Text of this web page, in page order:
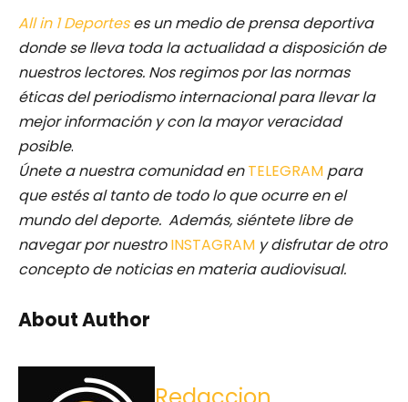
All in 1 Deporteses un medio de prensa deportiva
donde se lleva toda la actualidad a disposición de
nuestros lectores. Nos regimos por las normas
éticas del periodismo internacional para llevar la
mejor información y con la mayor veracidad
posible.
Únete a nuestra comunidad enTELEGRAM para
que estés al tanto de todo lo que ocurre en el
mundo del deporte. Además, siéntete libre de
navegar por nuestro INSTAGRAM y disfrutar de otro
concepto de noticias en materia audiovisual.
About Author